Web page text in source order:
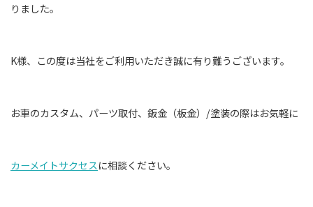
りました。
K様、この度は当社をご利用いただき誠に有り難うございます。
お車のカスタム、パーツ取付、鈑金（板金） /塗装の際はお気軽に
カーメイトサクセス に相談ください。